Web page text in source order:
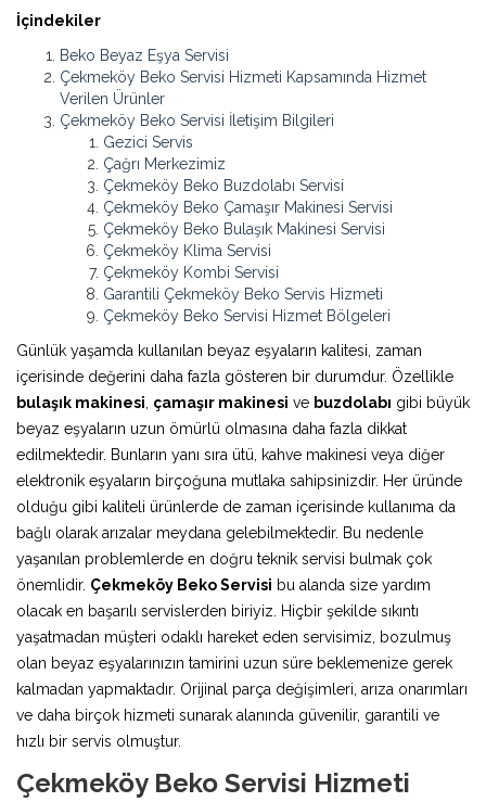
İçindekiler
Beko Beyaz Eşya Servisi
Çekmeköy Beko Servisi Hizmeti Kapsamında Hizmet
Verilen Ürünler
Çekmeköy Beko Servisi İletişim Bilgileri
Gezici Servis
Çağrı Merkezimiz
Çekmeköy Beko Buzdolabı Servisi
Çekmeköy Beko Çamaşır Makinesi Servisi
Çekmeköy Beko Bulaşık Makinesi Servisi
Çekmeköy Klima Servisi
Çekmeköy Kombi Servisi
Garantili Çekmeköy Beko Servis Hizmeti
Çekmeköy Beko Servisi Hizmet Bölgeleri
Günlük yaşamda kullanılan beyaz eşyaların kalitesi, zaman
içerisinde değerini daha fazla gösteren bir durumdur. Özellikle
bulaşık makinesi çamaşır makinesi ve buzdolabı gibi büyük
beyaz eşyaların uzun ömürlü olmasına daha fazla dikkat
edilmektedir. Bunların yanı sıra ütü, kahve makinesi veya diğer
elektronik eşyaların birçoğuna mutlaka sahipsinizdir. Her üründe
olduğu gibi kaliteli ürünlerde de zaman içerisinde kullanıma da
bağlı olarak arızalar meydana gelebilmektedir. Bu nedenle
yaşanılan problemlerde en doğru teknik servisi bulmak çok
önemlidir. Çekmeköy Beko Servisi bu alanda size yardım
olacak en başarılı servislerden biriyiz. Hiçbir şekilde sıkıntı
yaşatmadan müşteri odaklı hareket eden servisimiz, bozulmuş
olan beyaz eşyalarınızın tamirini uzun süre beklemenize gerek
kalmadan yapmaktadır. Orijinal parça değişimleri, arıza onarımları
ve daha birçok hizmeti sunarak alanında güvenilir, garantili ve
hızlı bir servis olmuştur.
Çekmeköy Beko Servisi Hizmeti